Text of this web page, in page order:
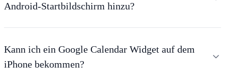
Android-Startbildschirm hinzu?
Kann ich ein Google Calendar Widget auf dem
iPhone bekommen?